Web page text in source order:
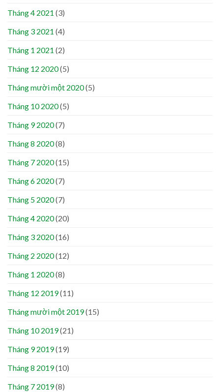
Tháng 4 2021 (3)
Tháng 3 2021 (4)
Tháng 1 2021 (2)
Tháng 12 2020(5)
Tháng mười một 2020(5)
Tháng 10 2020(5)
Tháng 9 2020(7)
Tháng 8 2020(8)
Tháng 7 2020(15)
Tháng 6 2020(7)
Tháng 5 2020(7)
Tháng 4 2020(20)
Tháng 3 2020(16)
Tháng 2 2020(12)
Tháng 1 2020(8)
Tháng 12 2019(11)
Tháng mười một 2019(15)
Tháng 10 2019(21)
Tháng 9 2019(19)
Tháng 8 2019(10)
Tháng 7 2019(8)